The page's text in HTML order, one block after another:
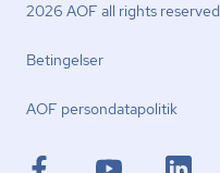
2026 AOF all rights reserved
Betingelser
AOF per­son­da­ta­po­li­tik